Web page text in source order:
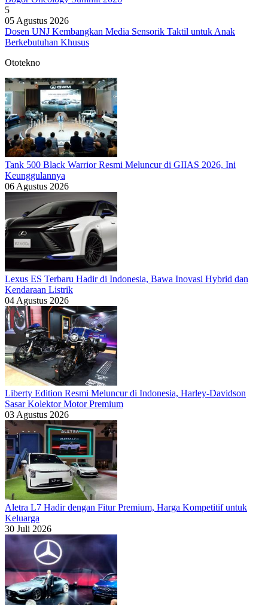
5
05 Agustus 2026
Dosen UNJ Kembangkan Media Sensorik Taktil untuk Anak
Berkebutuhan Khusus
Ototekno
Tank 500 Black Warrior Resmi Meluncur di GIIAS 2026, Ini
Keunggulannya
06 Agustus 2026
Lexus ES Terbaru Hadir di Indonesia, Bawa Inovasi Hybrid dan
Kendaraan Listrik
04 Agustus 2026
Liberty Edition Resmi Meluncur di Indonesia, Harley-Davidson
Sasar Kolektor Motor Premium
03 Agustus 2026
Aletra L7 Hadir dengan Fitur Premium, Harga Kompetitif untuk
Keluarga
30 Juli 2026